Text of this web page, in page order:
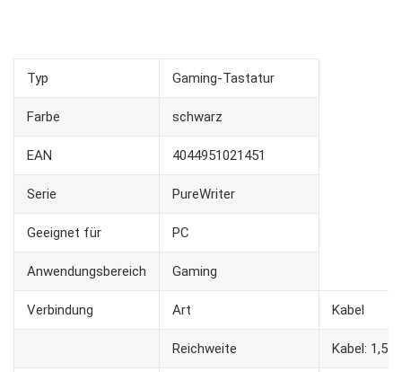
Typ Gaming-Tastatur
Farbe schwarz
EAN 4044951021451
Serie PureWriter
Geeignet für PC
Anwendungsbereich Gaming
Verbindung Art Kabel
Reichweite Kabel: 1,5 m